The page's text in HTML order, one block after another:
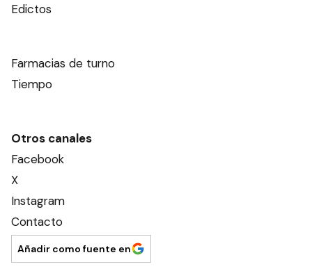
Edictos
Farmacias de turno
Tiempo
Otros canales
Facebook
X
Instagram
Contacto
Añadir como fuente en